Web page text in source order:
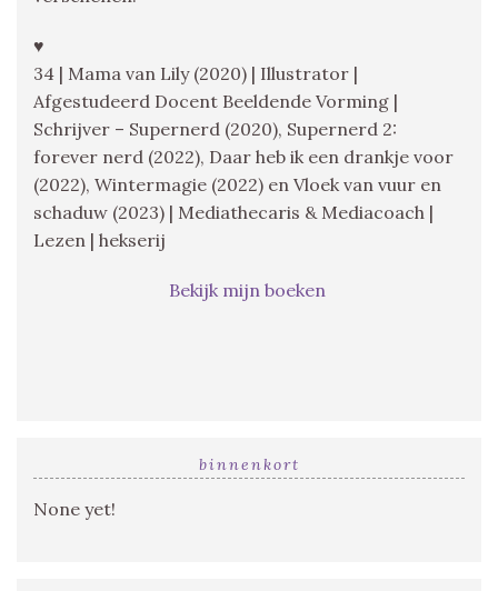
♥
34 | Mama van Lily (2020) | Illustrator |
Afgestudeerd Docent Beeldende Vorming |
Schrijver – Supernerd (2020), Supernerd 2:
forever nerd (2022), Daar heb ik een drankje voor
(2022), Wintermagie (2022) en Vloek van vuur en
schaduw (2023) | Mediathecaris & Mediacoach |
Lezen | hekserij
Bekijk mijn boeken
binnenkort
None yet!